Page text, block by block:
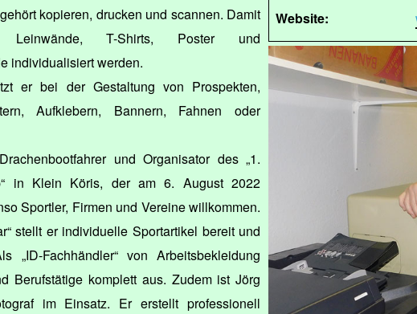
Website:
kopieren, drucken und scannen. Damit
Leinwände, T-Shirts, Poster und
individualisiert werden.
er bei der Gestaltung von Prospekten,
Aufklebern, Bannern, Fahnen oder
und Organisator des „1.
in Klein Köris, der am 6. August 2022
Sportler, Firmen und Vereine willkommen.
stellt er individuelle Sportartikel bereit und
„ID-Fachhändler“ von Arbeitsbekleidung
Berufstätige komplett aus. Zudem ist Jörg
im Einsatz. Er erstellt professionell